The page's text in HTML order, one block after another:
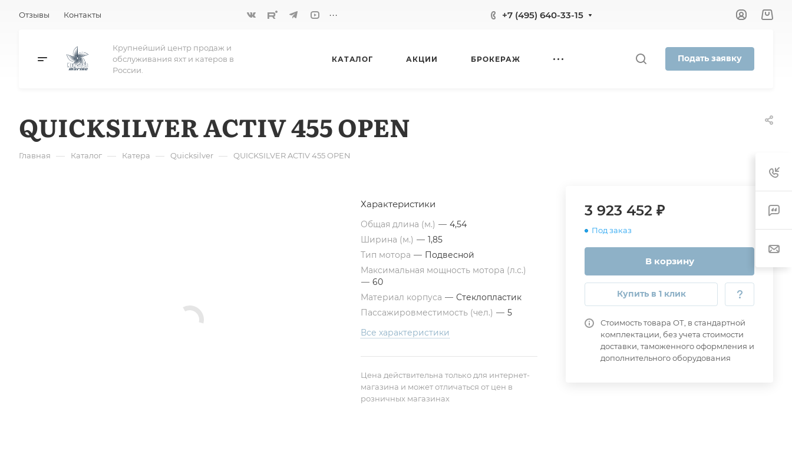
Отзывы Контакты ... +7 (495) 640-33-15
Крупнейший центр продаж и
обслуживания яхт и катеров в
России.
КАТАЛОГ АКЦИИ БРОКЕРАЖ Подать заявку
QUICKSILVER ACTIV 455 OPEN
Главная — Каталог — Катера — Quicksilver — QUICKSILVER ACTIV 455 OPEN
3 923 452 ₽
Под заказ
В корзину
Купить в 1 клик
Стоимость товара ОТ, в стандартной
комплектации, без учета стоимости
доставки, таможенного оформления и
дополнительного оборудования
Характеристики
Общая длина (м.) — 4,54
Ширина (м.) — 1,85
Тип мотора — Подвесной
Максимальная мощность мотора (л.с.)
— 60
Материал корпуса — Стеклопластик
Пассажировместимость (чел.) — 5
Все характеристики
Цена действительна только для интернет-
магазина и может отличаться от цен в
розничных магазинах